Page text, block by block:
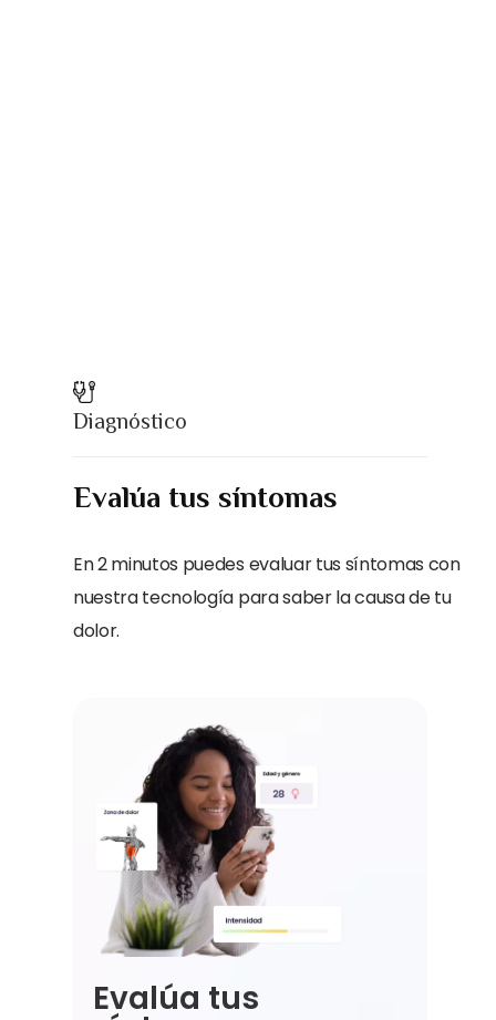
Diagnóstico
Evalúa tus síntomas
En 2 minutos puedes evaluar tus síntomas con
nuestra tecnología para saber la causa de tu
dolor.
Evalúa tus